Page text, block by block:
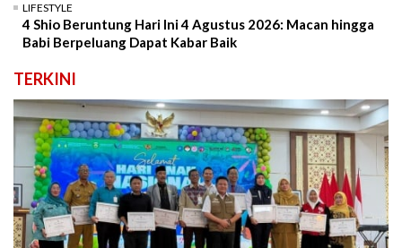
LIFESTYLE
4 Shio Beruntung Hari Ini 4 Agustus 2026: Macan hingga
Babi Berpeluang Dapat Kabar Baik
TERKINI